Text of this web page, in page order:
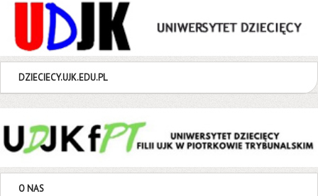
DZIECIECY.UJK.EDU.PL
O NAS